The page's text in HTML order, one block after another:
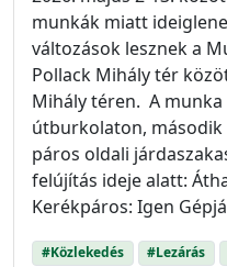
munkák miatt
változások lesznek a
Pollack Mihály tér
Mihály téren. A
útburkolaton,
páros oldali
felújítás ideje alatt:
Kerékpáros: Igen
#Közlekedés #Lezárás